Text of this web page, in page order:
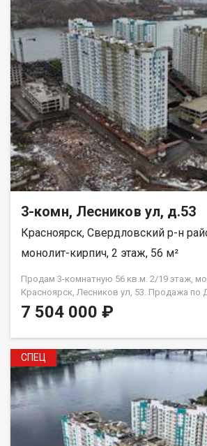
Фанпарк «Бобровый лог» и парк флоры и
Благоустроенная набережная
вдоль реки Енисей и 500 метров вдоль
организованными спусками к воде и
пассажирского транспорта возле
пешеходных и велосипедно-роликовых
району. Бесшумные современные лифты.
автостоянки на 175 и 297 машино-мест.
3-комн, Лесников ул, д.53
Красноярск, Свердловский р-н
монолит-кирпич, 2 этаж, 56 м²
Продам 3-комнатную 56 кв.м. 2/19 этаж,
Красноярск, Лесников ул, 53. Продажа по
ЗАСТРОЙЩИКА
7 504 000 ₽
СПЕЦ